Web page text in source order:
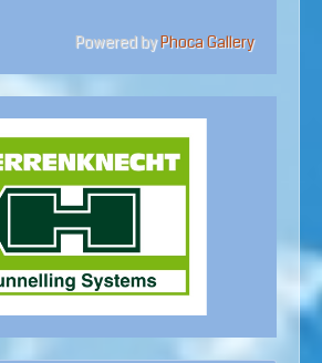
Powered byPhoca Gallery